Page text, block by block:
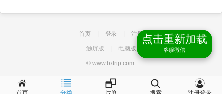
点击重新加载
客服微信
首页 登录 注册
触屏版 电脑版
© www.bxtrip.com.
首页 分类 片单 搜索 注册登录